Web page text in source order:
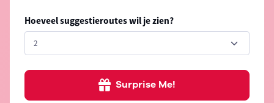
Hoeveel suggestieroutes wil je zien?
Surprise Me!